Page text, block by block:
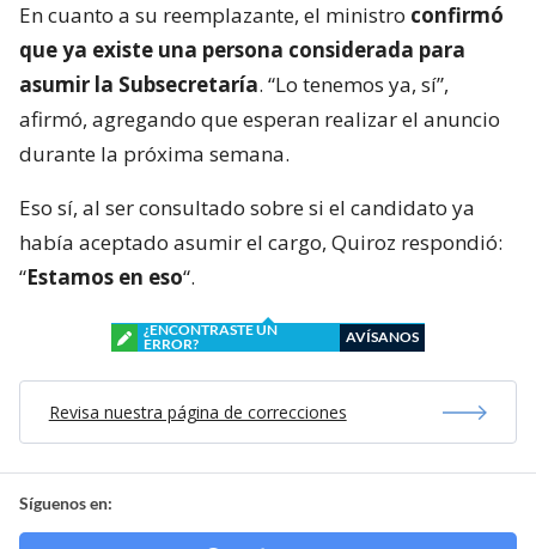
En cuanto a su reemplazante, el ministro confirmó
que ya existe una persona considerada para
asumir la Subsecretaría. “Lo tenemos ya, sí”,
afirmó, agregando que esperan realizar el anuncio
durante la próxima semana.
Eso sí, al ser consultado sobre si el candidato ya
había aceptado asumir el cargo, Quiroz respondió:
“Estamos en eso“.
¿ENCONTRASTE UN
ERROR?
AVÍSANOS
Revisa nuestra página de correcciones
Síguenos en: